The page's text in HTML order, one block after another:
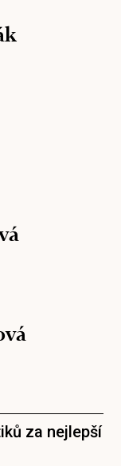
za nejlepší